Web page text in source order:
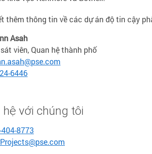
thêm thông tin về các dự án độ tin cậy
Asah
viên, Quan hệ thành phố
6446
hệ với chúng tôi
8773